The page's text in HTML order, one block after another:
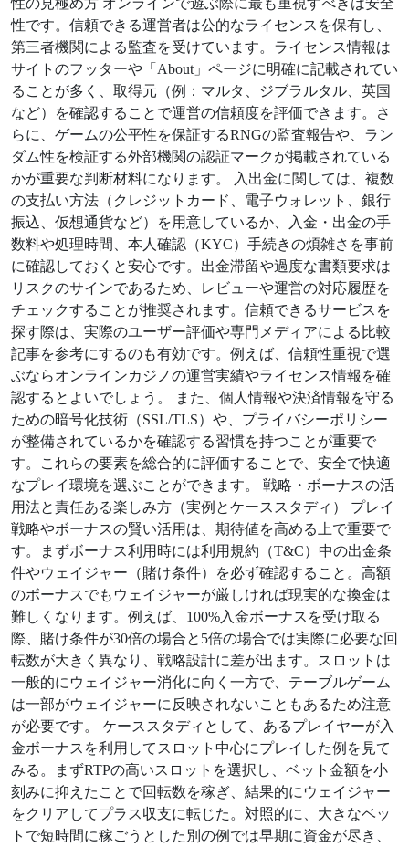
性です。信頼できる運営者は公的なライセンスを保有し、
第三者機関による監査を受けています。ライセンス情報は
サイトのフッターや「About」ページに明確に記載されてい
ることが多く、取得元（例：マルタ、ジブラルタル、英国
など）を確認することで運営の信頼度を評価できます。さ
らに、ゲームの公平性を保証するRNGの監査報告や、ラン
ダム性を検証する外部機関の認証マークが掲載されている
かが重要な判断材料になります。 入出金に関しては、複数
の支払い方法（クレジットカード、電子ウォレット、銀行
振込、仮想通貨など）を用意しているか、入金・出金の手
数料や処理時間、本人確認（KYC）手続きの煩雑さを事前
に確認しておくと安心です。出金滞留や過度な書類要求は
リスクのサインであるため、レビューや運営の対応履歴を
チェックすることが推奨されます。信頼できるサービスを
探す際は、実際のユーザー評価や専門メディアによる比較
記事を参考にするのも有効です。例えば、信頼性重視で選
ぶならオンラインカジノの運営実績やライセンス情報を確
認するとよいでしょう。 また、個人情報や決済情報を守る
ための暗号化技術（SSL/TLS）や、プライバシーポリシー
が整備されているかを確認する習慣を持つことが重要で
す。これらの要素を総合的に評価することで、安全で快適
なプレイ環境を選ぶことができます。 戦略・ボーナスの活
用法と責任ある楽しみ方（実例とケーススタディ） プレイ
戦略やボーナスの賢い活用は、期待値を高める上で重要で
す。まずボーナス利用時には利用規約（T&C）中の出金条
件やウェイジャー（賭け条件）を必ず確認すること。高額
のボーナスでもウェイジャーが厳しければ現実的な換金は
難しくなります。例えば、100%入金ボーナスを受け取る
際、賭け条件が30倍の場合と5倍の場合では実際に必要な回
転数が大きく異なり、戦略設計に差が出ます。スロットは
一般的にウェイジャー消化に向く一方で、テーブルゲーム
は一部がウェイジャーに反映されないこともあるため注意
が必要です。 ケーススタディとして、あるプレイヤーが入
金ボーナスを利用してスロット中心にプレイした例を見て
みる。まずRTPの高いスロットを選択し、ベット金額を小
刻みに抑えたことで回転数を稼ぎ、結果的にウェイジャー
をクリアしてプラス収支に転じた。対照的に、大きなベッ
トで短時間に稼ごうとした別の例では早期に資金が尽き、